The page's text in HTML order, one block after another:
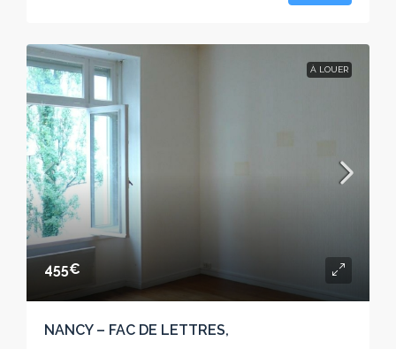
À LOUER
455€
NANCY – FAC DE LETTRES,